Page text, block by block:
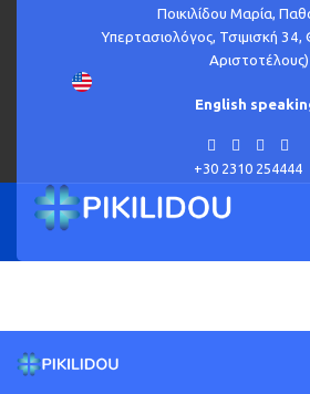
Ποικιλίδου Μαρία,
Υπερτασιολόγος, Τσιμισκή
Αριστοτέλους)
English
+30 2310 254444
Υπόταση τρόποι αντιμετώπισης